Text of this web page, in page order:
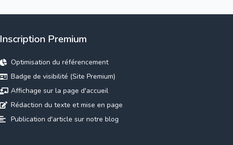
Inscription Premium
Optimisation du référencement
Badge de visibilité (Site Premium)
Affichage sur la page d'accueil
Rédaction du texte et mise en page
Publication d'article sur notre blog